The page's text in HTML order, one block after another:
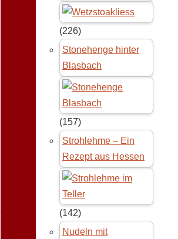
(226)
Stonehenge hinter
Blasbach
(157)
Strohlehme – Ein
Rezept aus Hessen
(142)
Nudeln mit